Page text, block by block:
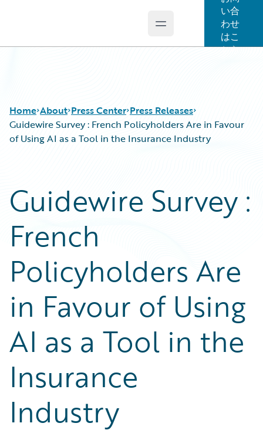
Open main menu
い合
わせ
はこ
ちら
Home About Press Center Press Releases
Guidewire Survey : French Policyholders Are in Favour
of Using AI as a Tool in the Insurance Industry
Guidewire Survey :
French
Policyholders Are
in Favour of Using
AI as a Tool in the
Insurance
Industry